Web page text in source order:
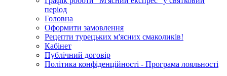
період
Головна
Оформити замовлення
Рецепти турецьких м'ясних смаколиків!
Кабінет
Публічний договір
Політика конфіденційності - Програма лояльності